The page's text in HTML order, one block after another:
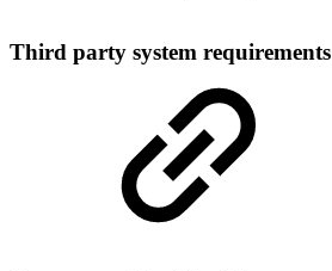
Third party system requirements